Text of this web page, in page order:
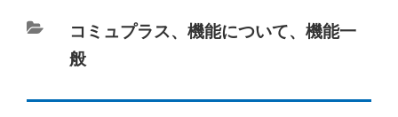
カ
テ
コミュプラス、 機能について、 機能一
般